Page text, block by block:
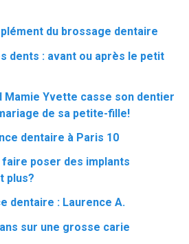
du brossage dentaire
dents : avant ou après le petit
Mamie Yvette casse son dentier
de sa petite-fille!
dentaire à Paris 10
poser des implants
plus?
dentaire : Laurence A.
sur une grosse carie